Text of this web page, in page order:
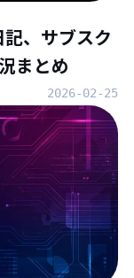
記、サブスク
まとめ
2026-02-25